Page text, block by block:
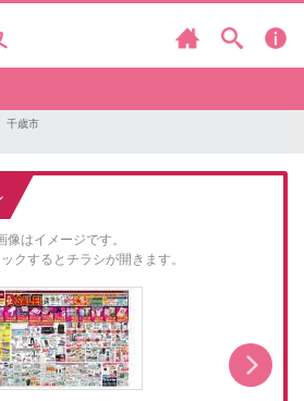
千歳市
像はイメージです。
クするとチラシが開きます。